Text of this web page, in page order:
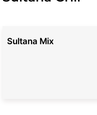
Sultana Mix